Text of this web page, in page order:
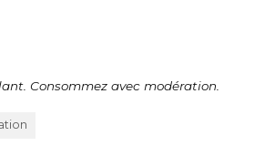
Consommez avec modération.